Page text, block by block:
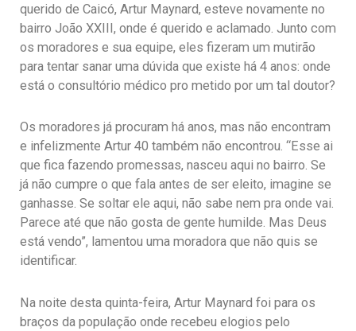
querido de Caicó, Artur Maynard, esteve novamente no
bairro João XXIII, onde é querido e aclamado. Junto com
os moradores e sua equipe, eles fizeram um mutirão
para tentar sanar uma dúvida que existe há 4 anos: onde
está o consultório médico pro metido por um tal doutor?
Os moradores já procuram há anos, mas não encontram
e infelizmente Artur 40 também não encontrou. “Esse ai
que fica fazendo promessas, nasceu aqui no bairro. Se
já não cumpre o que fala antes de ser eleito, imagine se
ganhasse. Se soltar ele aqui, não sabe nem pra onde vai.
Parece até que não gosta de gente humilde. Mas Deus
está vendo”, lamentou uma moradora que não quis se
identificar.
Na noite desta quinta-feira, Artur Maynard foi para os
braços da população onde recebeu elogios pelo